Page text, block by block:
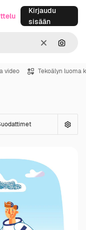
SelkeäHae
Kirjaudu
sisään
video Tekoälyn luoma